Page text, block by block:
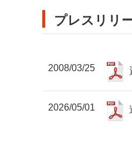
プレスリリ
2008/03/25
2026/05/01